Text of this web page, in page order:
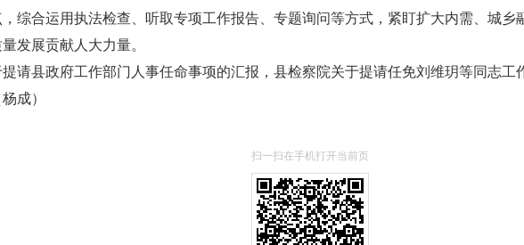
综合运用执法检查、听取专项工作报告、专题询问等方式，紧盯扩大内需、城
发展贡献人大力量。
请县政府工作部门人事任命事项的汇报，县检察院关于提请任免刘维玥等同志工
成）
扫一扫在手机打开当前页